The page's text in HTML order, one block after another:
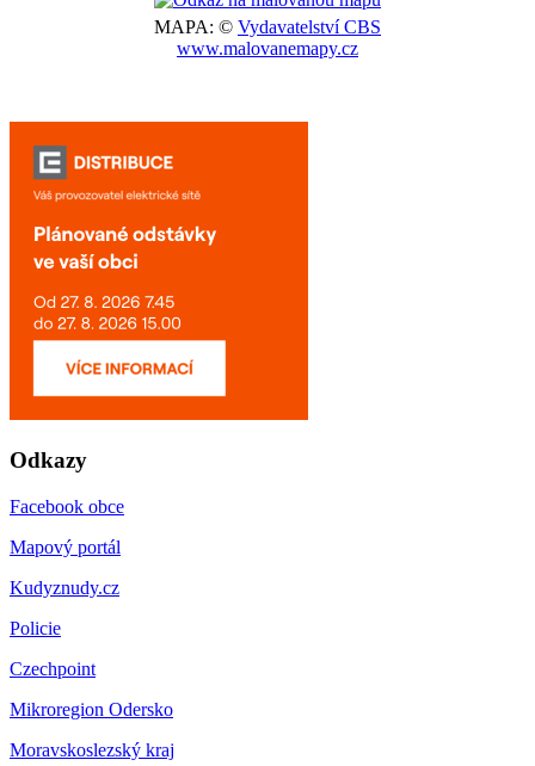
MAPA: © Vydavatelství CBS
www.malovanemapy.cz
Odkazy
Facebook obce
Mapový portál
Kudyznudy.cz
Policie
Czechpoint
Mikroregion Odersko
Moravskoslezský kraj